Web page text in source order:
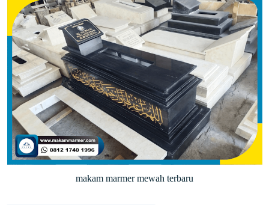
makam marmer mewah terbaru